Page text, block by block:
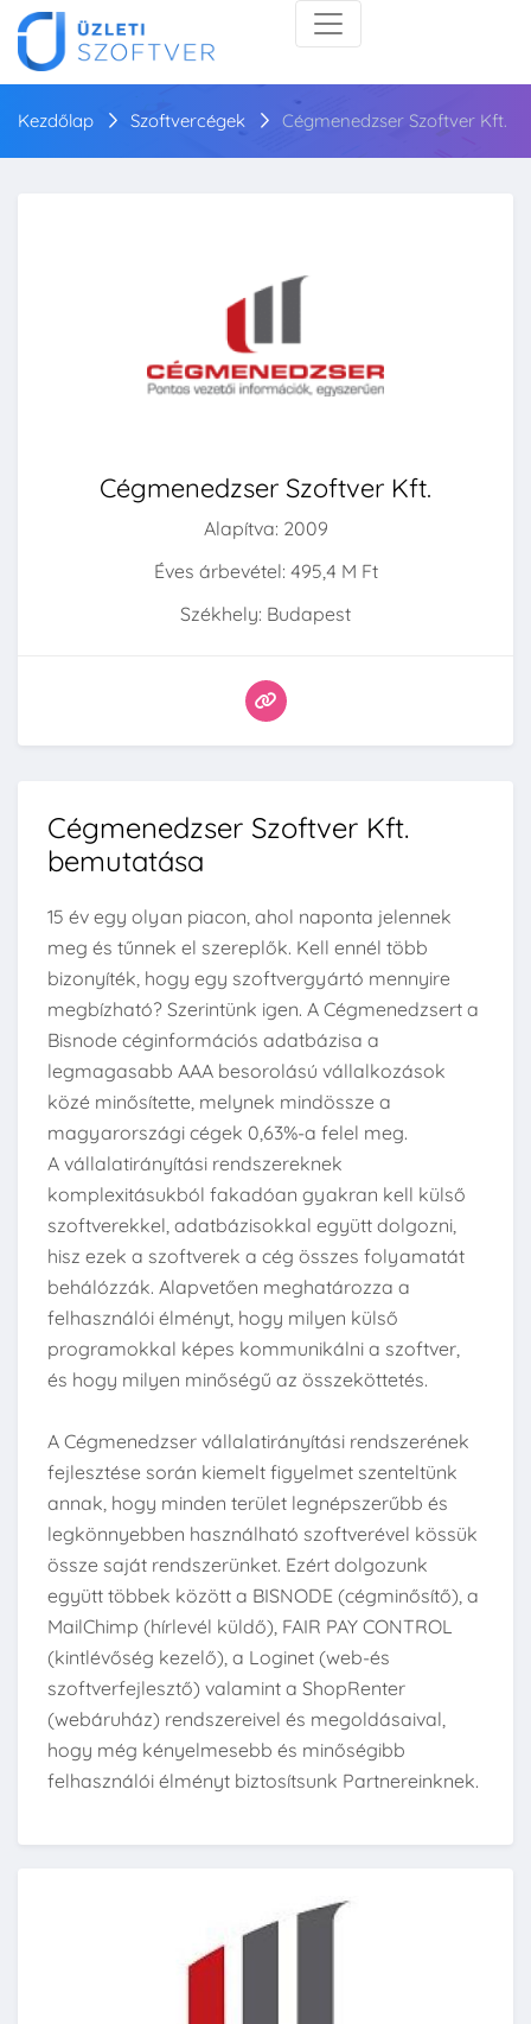
Kezdőlap Szoftvercégek Cégmenedzser Szoftver Kft.
Cégmenedzser Szoftver Kft.
Alapítva: 2009
Éves árbevétel: 495,4 M Ft
Székhely: Budapest
Cégmenedzser Szoftver Kft.
bemutatása
15 év egy olyan piacon, ahol naponta jelennek
meg és tűnnek el szereplők. Kell ennél több
bizonyíték, hogy egy szoftvergyártó mennyire
megbízható? Szerintünk igen. A Cégmenedzsert a
Bisnode céginformációs adatbázisa a
legmagasabb AAA besorolású vállalkozások
közé minősítette, melynek mindössze a
magyarországi cégek 0,63%-a felel meg.
A vállalatirányítási rendszereknek
komplexitásukból fakadóan gyakran kell külső
szoftverekkel, adatbázisokkal együtt dolgozni,
hisz ezek a szoftverek a cég összes folyamatát
behálózzák. Alapvetően meghatározza a
felhasználói élményt, hogy milyen külső
programokkal képes kommunikálni a szoftver,
és hogy milyen minőségű az összeköttetés.
A Cégmenedzser vállalatirányítási rendszerének
fejlesztése során kiemelt figyelmet szenteltünk
annak, hogy minden terület legnépszerűbb és
legkönnyebben használható szoftverével kössük
össze saját rendszerünket. Ezért dolgozunk
együtt többek között a BISNODE (cégminősítő), a
MailChimp (hírlevél küldő), FAIR PAY CONTROL
(kintlévőség kezelő), a Loginet (web-és
szoftverfejlesztő) valamint a ShopRenter
(webáruház) rendszereivel és megoldásaival,
hogy még kényelmesebb és minőségibb
felhasználói élményt biztosítsunk Partnereinknek.